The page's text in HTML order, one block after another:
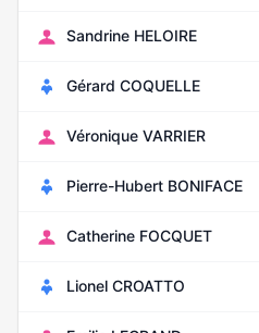
Sandrine HELOIRE
Gérard COQUELLE
Véronique VARRIER
Pierre-Hubert BONIFACE
Catherine FOCQUET
Lionel CROATTO